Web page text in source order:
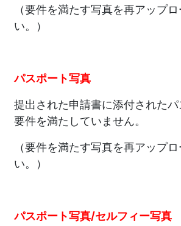
（要件を満たす写真を再アップ
い。）
パスポート写真
提出された申請書に添付された
要件を満たしていません。
（要件を満たす写真を再アップ
い。）
パスポート写真/セルフィー写真